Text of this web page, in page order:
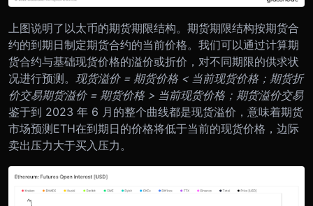
上图说明了以太币的期货期限结构。期货期限结构按期货合
约的到期日制定期货合约的当前价格。我们可以通过计算期
货合约与基础现货价格的溢价或折价，对不同期限的供求状
况进行预测。 现货溢价 = 期货价格 < 当前现货价格；期货折
价交易期货溢价 = 期货价格 > 当前现货价格；期货溢价交易
鉴于到 2023 年 6 月的整个曲线都是现货溢价，意味着期货
市场预测ETH在到期日的价格将低于当前的现货价格，边际
卖出压力大于买入压力。